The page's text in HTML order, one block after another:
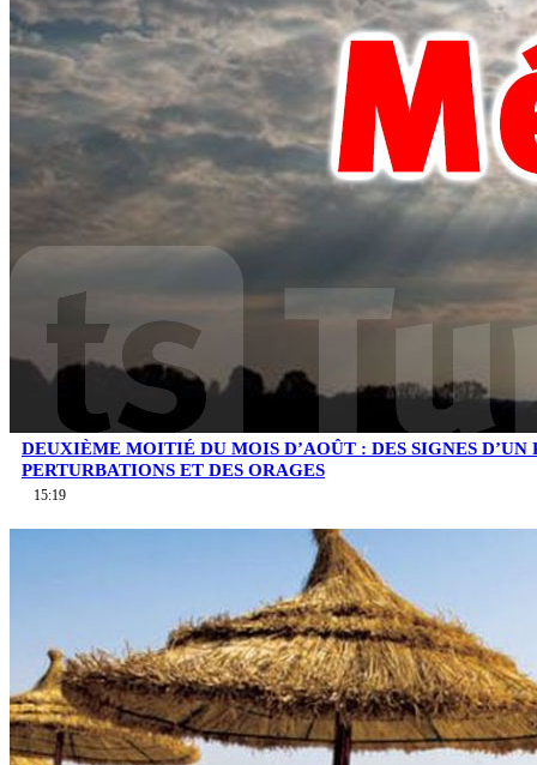
DEUXIÈME MOITIÉ DU MOIS D’AOÛT : DES SIGNES D’UN
PERTURBATIONS ET DES ORAGES
15:19